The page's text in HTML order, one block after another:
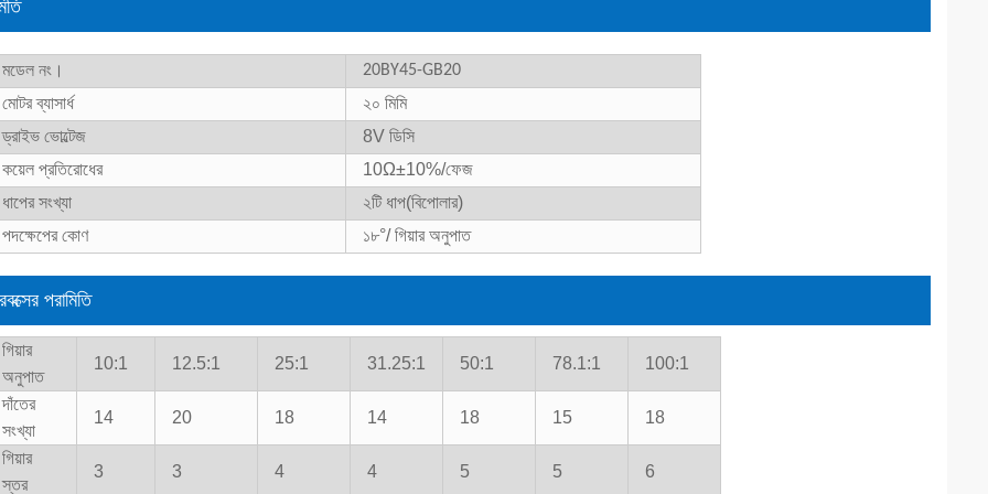
মডেল নং। 20BY45-GB20
মোটর ব্যাসার্ধ
২০ মিমি
ড্রাইভ ভোল্টেজ
8V ডিসি
কয়েল প্রতিরোধের
10Ω±10%/ফেজ
ধাপের সংখ্যা
২টি ধাপ(বিপোলার)
পদক্ষেপের কোণ
১৮°/ গিয়ার অনুপাত
পরামিতি
গিয়ার
অনুপাত
10:1 12.5:1 25:1 31.25:1 50:1 78.1:1 100:1
দাঁতের
সংখ্যা
14 20 18 14 18 15 18
গিয়ার
স্তর
3 3 4 4 5 5 6